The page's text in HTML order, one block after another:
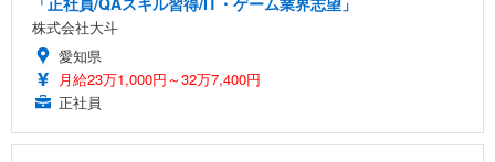
株式会社大斗
愛知県
月給23万1,000円～32万7,400円
正社員